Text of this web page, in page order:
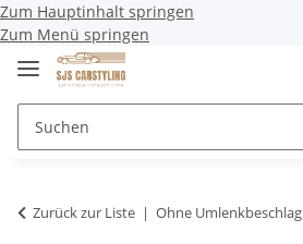
Zum Hauptinhalt springen
Zum Menü springen
Zurück zur Liste Ohne Umlenkbeschlag